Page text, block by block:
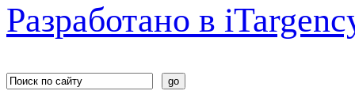
Разработано в i